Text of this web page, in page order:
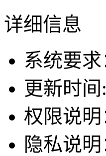
详细信息
系统要
更新时间
权限说明
隐私说明